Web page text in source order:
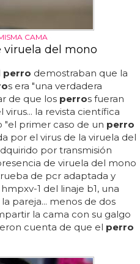
CAMA
viruela del mono
perro demostraban que la
s era "una verdadera
de que los perros fueran
la revista científica
primer caso de un perro
por el virus de la viruela del
por transmisión
de viruela del mono
de pcr adaptada y
1 del linaje b1, una
pareja... menos de dos
la cama con su galgo
cuenta de que el perro